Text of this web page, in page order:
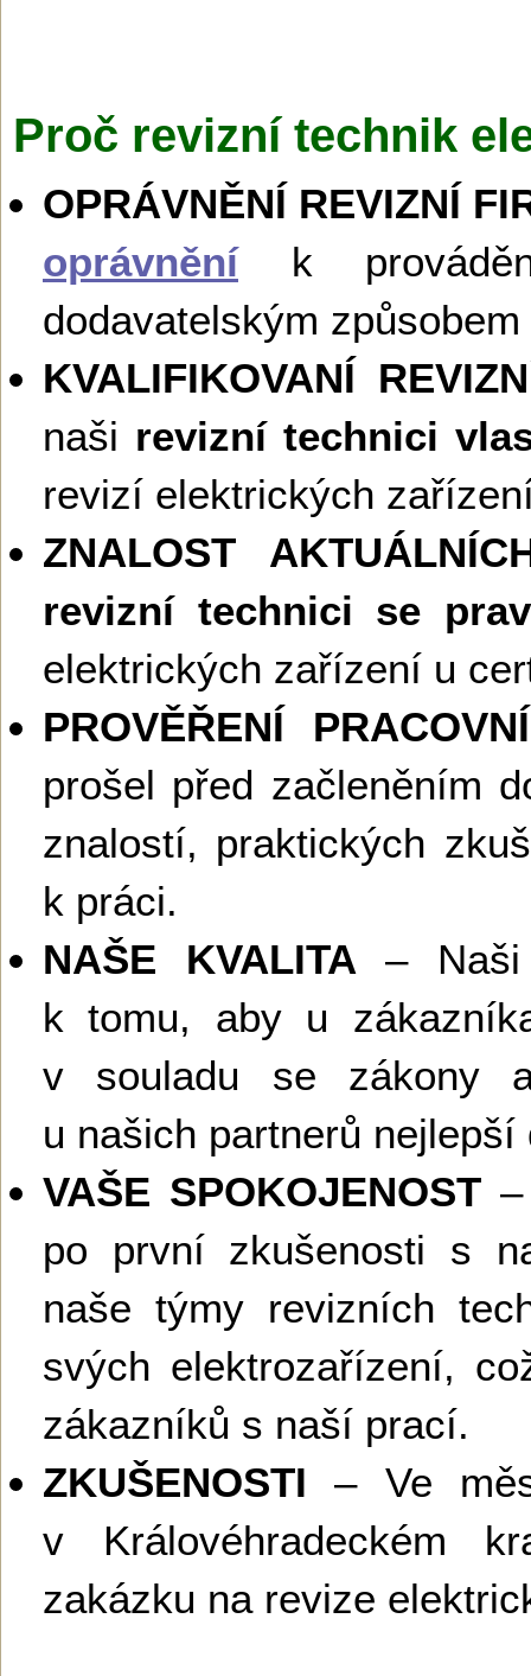
Proč revizní technik
OPRÁVNĚNÍ REVIZNÍ
oprávněník
dodavatelským
KVALIFIKOVANÍ
naši revizní technici
revizí elektrických
ZNALOST
revizní technici se
elektrických zařízení u
PROVĚŘENÍ
prošel před začleněním
znalostí, praktických
k práci.
NAŠE KVALITA – Naši
k tomu, aby u
v souladu se zákony
u našich partnerů
VAŠE SPOKOJENOST
po první zkušenosti s
naše týmy revizních
svých elektrozařízení,
zákazníků s naší prací.
ZKUŠENOSTI – Ve
v Královéhradeckém
zakázku na revize